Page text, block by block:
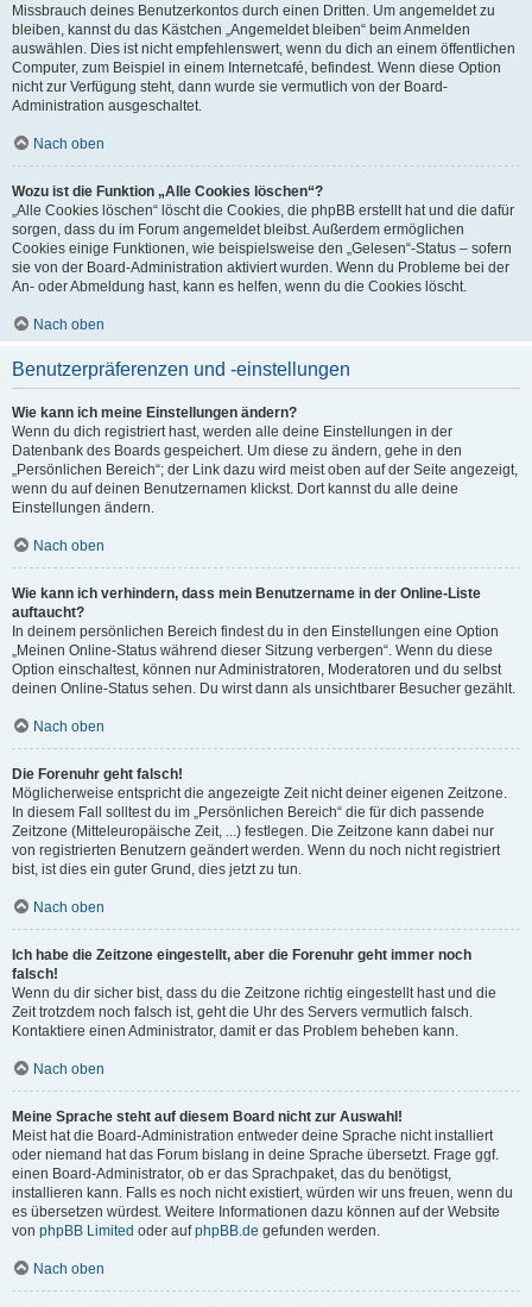
Missbrauch deines Benutzerkontos durch einen Dritten. Um angemeldet zu
bleiben, kannst du das Kästchen „Angemeldet bleiben“ beim Anmelden
auswählen. Dies ist nicht empfehlenswert, wenn du dich an einem öffentlichen
Computer, zum Beispiel in einem Internetcafé, befindest. Wenn diese Option
nicht zur Verfügung steht, dann wurde sie vermutlich von der Board-
Administration ausgeschaltet.
Nach oben
Wozu ist die Funktion „Alle Cookies löschen“?
„Alle Cookies löschen“ löscht die Cookies, die phpBB erstellt hat und die dafür
sorgen, dass du im Forum angemeldet bleibst. Außerdem ermöglichen
Cookies einige Funktionen, wie beispielsweise den „Gelesen“-Status – sofern
sie von der Board-Administration aktiviert wurden. Wenn du Probleme bei der
An- oder Abmeldung hast, kann es helfen, wenn du die Cookies löscht.
Nach oben
Benutzerpräferenzen und -einstellungen
Wie kann ich meine Einstellungen ändern?
Wenn du dich registriert hast, werden alle deine Einstellungen in der
Datenbank des Boards gespeichert. Um diese zu ändern, gehe in den
„Persönlichen Bereich“; der Link dazu wird meist oben auf der Seite angezeigt,
wenn du auf deinen Benutzernamen klickst. Dort kannst du alle deine
Einstellungen ändern.
Nach oben
Wie kann ich verhindern, dass mein Benutzername in der Online-Liste
auftaucht?
In deinem persönlichen Bereich findest du in den Einstellungen eine Option
„Meinen Online-Status während dieser Sitzung verbergen“. Wenn du diese
Option einschaltest, können nur Administratoren, Moderatoren und du selbst
deinen Online-Status sehen. Du wirst dann als unsichtbarer Besucher gezählt.
Nach oben
Die Forenuhr geht falsch!
Möglicherweise entspricht die angezeigte Zeit nicht deiner eigenen Zeitzone.
In diesem Fall solltest du im „Persönlichen Bereich“ die für dich passende
Zeitzone (Mitteleuropäische Zeit, ...) festlegen. Die Zeitzone kann dabei nur
von registrierten Benutzern geändert werden. Wenn du noch nicht registriert
bist, ist dies ein guter Grund, dies jetzt zu tun.
Nach oben
Ich habe die Zeitzone eingestellt, aber die Forenuhr geht immer noch
falsch!
Wenn du dir sicher bist, dass du die Zeitzone richtig eingestellt hast und die
Zeit trotzdem noch falsch ist, geht die Uhr des Servers vermutlich falsch.
Kontaktiere einen Administrator, damit er das Problem beheben kann.
Nach oben
Meine Sprache steht auf diesem Board nicht zur Auswahl!
Meist hat die Board-Administration entweder deine Sprache nicht installiert
oder niemand hat das Forum bislang in deine Sprache übersetzt. Frage ggf.
einen Board-Administrator, ob er das Sprachpaket, das du benötigst,
installieren kann. Falls es noch nicht existiert, würden wir uns freuen, wenn du
es übersetzen würdest. Weitere Informationen dazu können auf der Website
von phpBB Limited oder aufphpBB.de gefunden werden.
Nach oben